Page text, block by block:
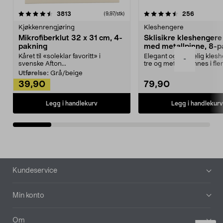
-
3813 anmeldelser(9,97/stk)
Kjøkkenrengjøring
Mikrofiberklut 32 x 31 cm, 4-
pakning
Kåret til «soleklar favoritt» i
svenske Afton...
Utførelse: Grå/beige
39,90
Legg i handlekurv
4.5av 5 stjerner 256
Kleshengere
Sklisikre
med metallpinne, 8-
Elegant og skikkelig
tre og metall – finnes i
79,90
Legg i handlekurv
4.5av 5 stjerner
Bunntekst
Kundeservice
Min konto
Om